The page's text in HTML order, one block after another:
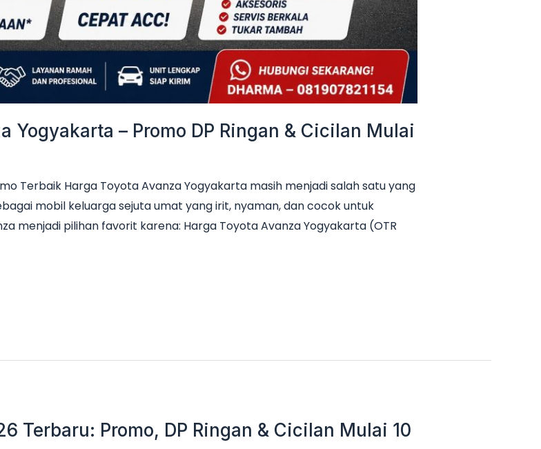
Yogyakarta – Promo DP Ringan & Cicilan Mulai
Terbaik Harga Toyota Avanza Yogyakarta masih menjadi salah satu yang
mobil keluarga sejuta umat yang irit, nyaman, dan cocok untuk
menjadi pilihan favorit karena: Harga Toyota Avanza Yogyakarta (OTR
Terbaru: Promo, DP Ringan & Cicilan Mulai 10